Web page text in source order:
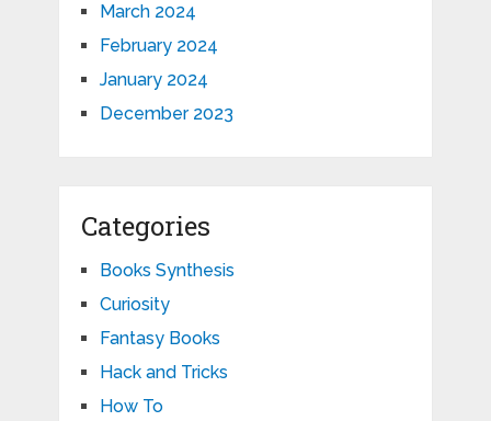
March 2024
February 2024
January 2024
December 2023
Categories
Books Synthesis
Curiosity
Fantasy Books
Hack and Tricks
How To